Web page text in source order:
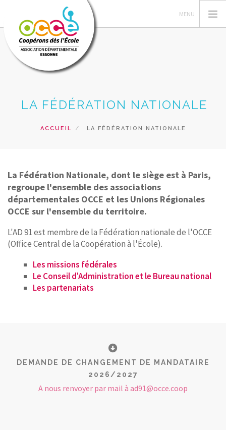
ACTIONS PÉDAGOGIQUES
RESSOURCES PEDAGOGIQUES
RECHERCHER
CONTACT
LA FÉDÉRATION NATIONALE
ACCUEIL LA FÉDÉRATION NATIONALE
La Fédération Nationale, dont le siège est à Paris,
regroupe l'ensemble des associations
départementales OCCE et les Unions Régionales
OCCE sur l'ensemble du territoire.
L'AD 91 est membre de la Fédération nationale de l'OCCE
(Office Central de la Coopération à l'École).
Les missions fédérales
Le Conseil d'Administration et le Bureau national
Les partenariats
DEMANDE DE CHANGEMENT DE MANDATAIRE
2026/2027
A nous renvoyer par mail à ad91@occe.coop